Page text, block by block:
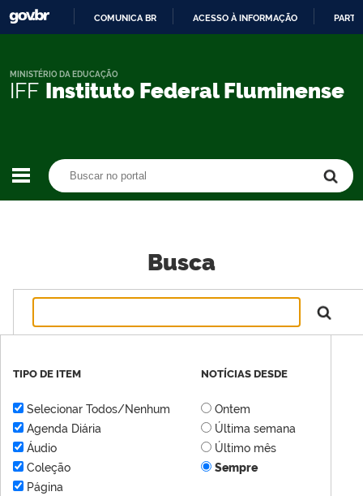
CONTEÚDO
COMUNICA BR ACESSO À INFORMAÇÃO
IFF Instituto Federal Fluminense
MINISTÉRIO DA EDUCAÇÃO
Busca
TIPO DE ITEM
Selecionar Todos/Nenhum
Agenda Diária
Áudio
Coleção
Página
NOTÍCIAS DESDE
Ontem
Última semana
Último mês
Sempre